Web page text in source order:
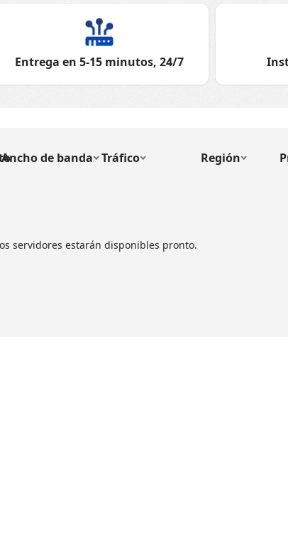
Entrega en 5-15 minutos, 24/7
Ancho de banda Tráfico Región
servidores estarán disponibles pronto.